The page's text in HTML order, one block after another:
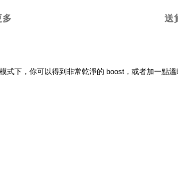
送
式下，你可以得到非常乾淨的 boost，或者加一點